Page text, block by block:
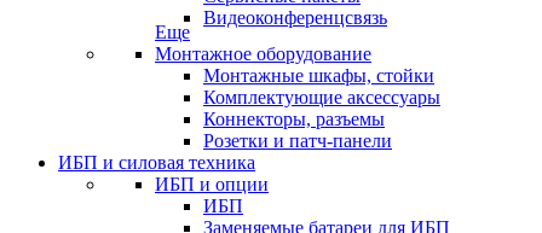
Видеоконференцсвязь
Еще
Монтажное оборудование
Монтажные шкафы, стойки
Комплектующие аксессуары
Коннекторы, разъемы
Розетки и патч-панели
ИБП и силовая техника
ИБП и опции
ИБП
Заменяемые батареи для ИБП